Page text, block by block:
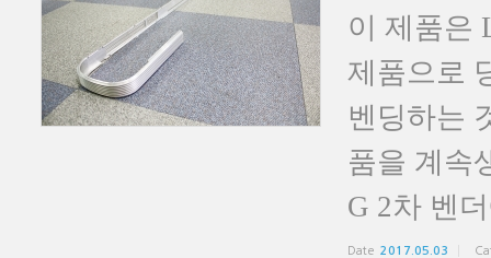
이 제품은
제품으로
벤딩하는
품을 계속
G 2차 벤
Date 2017.05.03